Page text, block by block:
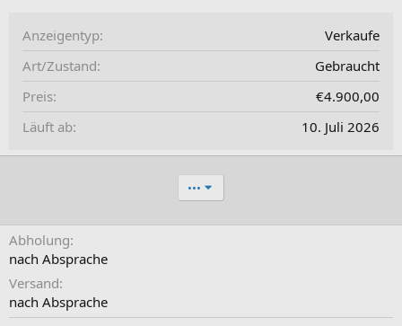
Anzeigentyp
Verkaufe
Art/Zustand
Gebraucht
Preis
€4.900,00
Läuft ab
10. Juli 2026
•••
Abholung
nach Absprache
Versand
nach Absprache